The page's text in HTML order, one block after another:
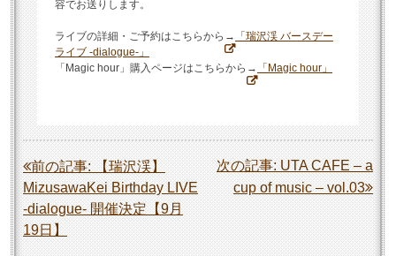
容でお送りします。
ライブの詳細・ご予約はこちらから→
「瑞沢渓 バースデー
ライブ -dialogue-」
「Magic hour」購入ページはこちらから→
「Magic hour」
投
稿
ナ
ビ
前の記事: 【瑞沢渓】
MizusawaKei Birthday LIVE
-dialogue- 開催決定【9月
19日】
次の記事: UTA CAFE – a
cup of music – vol.03